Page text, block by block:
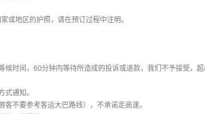
或地区的护照，请在预订过程中注明。
时间，60分钟内等待所造成的投诉或退款，我们不予接受，
通知。
不要参考客运大巴路线），不承诺走高速。